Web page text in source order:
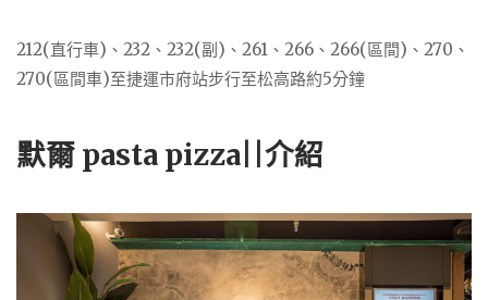
212(直行車)、232、232(副)、261、266、266(區間)、270、
270(區間車)至捷運市府站步行至松高路約5分鐘
默爾 pasta pizza||介紹